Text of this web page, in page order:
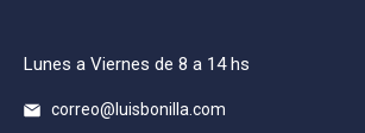
Lunes a Viernes de 8 a 14 hs
correo@luisbonilla.com